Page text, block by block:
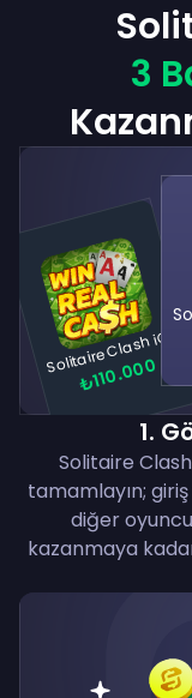
3
Solitaire Clash iOS
₺110.000
1.
Solitaire
tamamlayın;
diğer
kazanmaya